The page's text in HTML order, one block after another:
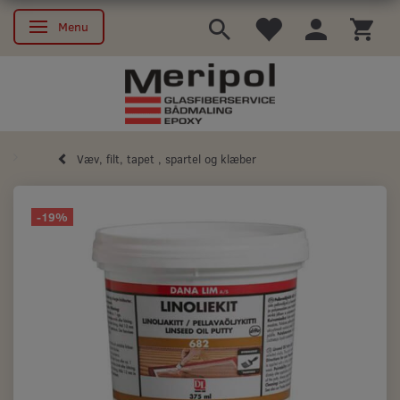
Skifte navigation
Menu
Væv, filt, tapet , spartel og klæber
-19%